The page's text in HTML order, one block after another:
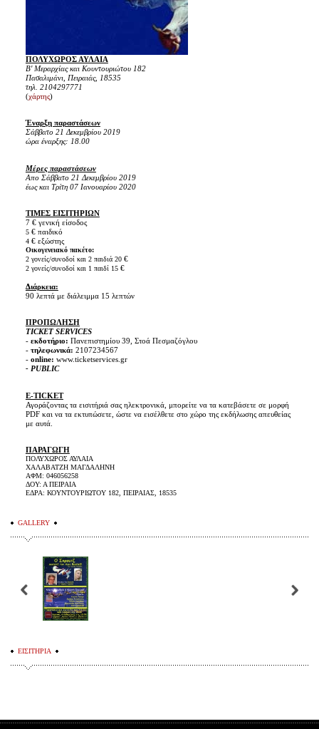
ΠΟΛΥΧΩΡΟΣ ΑΥΛΑΙΑ
Β' Μεραρχίας και Κουντουριώτου 182
Πασαλιμάνι, Πειραιάς, 18535
τηλ. 2104297771
(χάρτης)
Έναρξη παραστάσεων
Σάββατο 21 Δεκεμβρίου 2019
ώρα έναρξης: 18.00
Μέρες παραστάσεων
Απο Σάββατο 21 Δεκεμβρίου 2019
έως και Τρίτη 07 Ιανουαρίου 2020
ΤΙΜΕΣ ΕΙΣΙΤΗΡΙΩΝ
7 € γενική είσοδος
5 € παιδικό
4 € εξώστης
Οικογενειακό πακέτο:
2 γονείς/συνοδοί και 2 παιδιά 20 €
2 γονείς/συνοδοί και 1 παιδί 15 €
Διάρκεια:
90 λεπτά με διάλειμμα 15 λεπτών
ΠΡΟΠΩΛΗΣΗ
TICKET SERVICES
- εκδοτήριο: Πανεπιστημίου 39, Στοά Πεσμαζόγλου
- τηλεφωνικά: 2107234567
- online: www.ticketservices.gr
- PUBLIC
E-TICKET
Αγοράζοντας τα εισιτήριά σας ηλεκτρονικά, μπορείτε να τα κατεβάσετε σε μορφή
PDF και να τα εκτυπώσετε, ώστε να εισέλθετε στο χώρο της εκδήλωσης απευθείας
με αυτά.
ΠΑΡΑΓΩΓΗ
ΠΟΛΥΧΩΡΟΣ ΑΥΛΑΙΑ
ΧΑΛΑΒΑΤΖΗ ΜΑΓΔΑΛΗΝΗ
ΑΦΜ: 046056258
ΔΟΥ: Α ΠΕΙΡΑΙΑ
ΕΔΡΑ: ΚΟΥΝΤΟΥΡΙΩΤΟΥ 182, ΠΕΙΡΑΙΑΣ, 18535
GALLERY
ΕΙΣΙΤΗΡΙΑ